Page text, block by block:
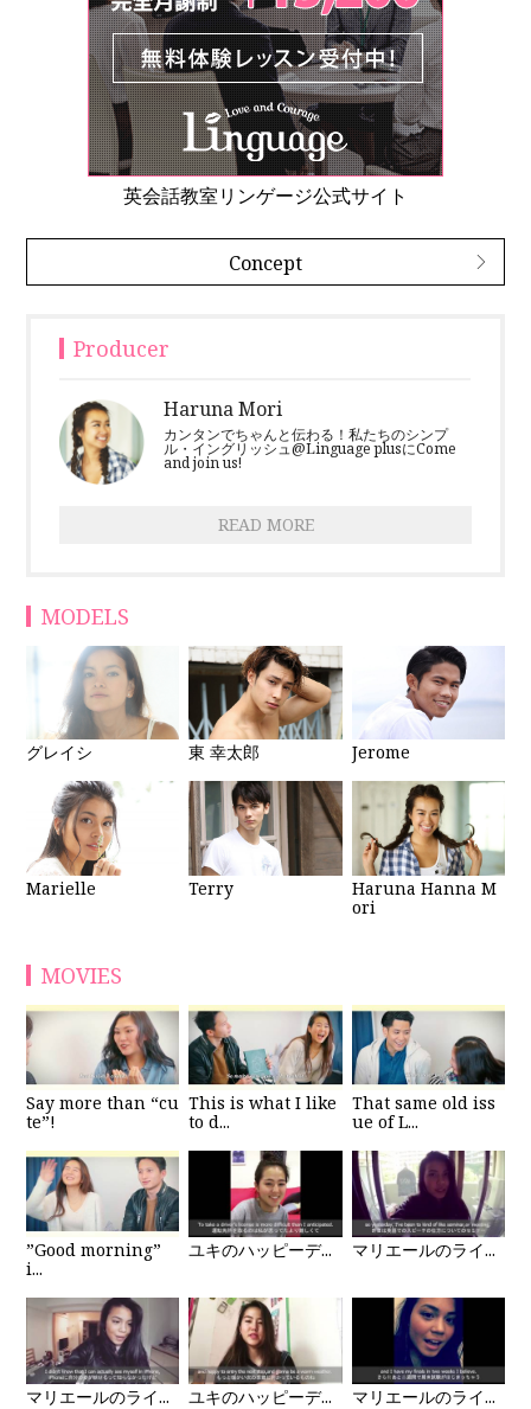
英会話教室リンゲージ公式サイト
Concept
Producer
Haruna Mori
カンタンでちゃんと伝わる！私たちのシンプ
ル・イングリッシュ@Linguage plusにCome
and join us!
READ MORE
MODELS
グレイシ 東 幸太郎 Jerome
Marielle Terry
Haruna Hanna M
ori
MOVIES
Say more than “cu
te”!
This is what I like
to d...
That same old iss
ue of L...
”Good morning”
i...
ユキのハッピーデ... マリエールのライ...
マリエールのライ... ユキのハッピーデ... マリエールのライ...